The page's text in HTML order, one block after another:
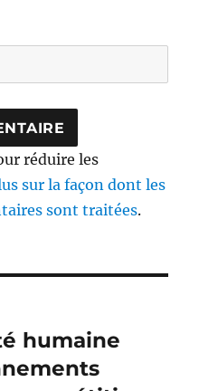
réduire les
sur la façon dont les
sont traitées.
humaine